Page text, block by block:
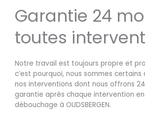
Garantie 24
toutes
Notre travail est toujours propre et
c’est pourquoi, nous sommes
nos interventions dont nous offrons
garantie après chaque intervention
débouchage à OUDSBERGEN.